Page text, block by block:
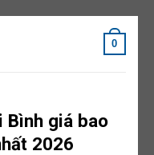
0
Bình giá bao
2026